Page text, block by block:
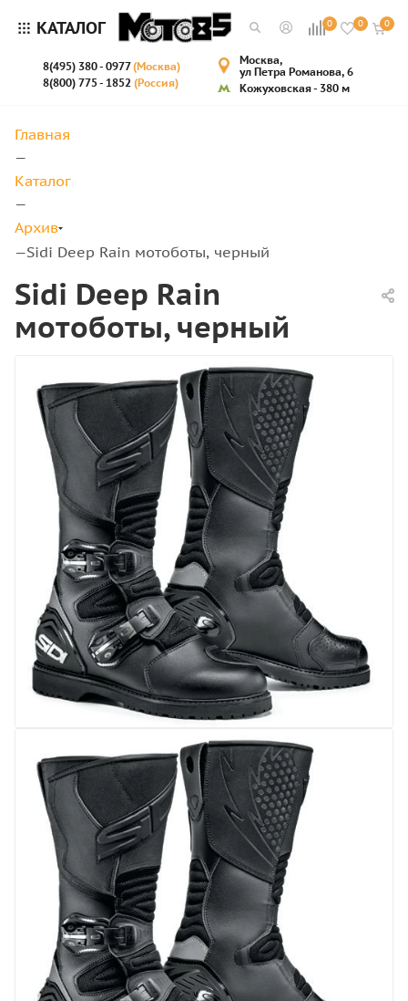
КАТАЛОГ 0 0 0
8(495) 380 - 0977(Москва)
8(800) 775 - 1852 (Россия)
Москва,
ул Петра Романова, 6
Кожуховская - 380 м
Главная
—
Каталог
—
Архив
—Sidi Deep Rain мотоботы, черный
Sidi Deep Rain
мотоботы, черный